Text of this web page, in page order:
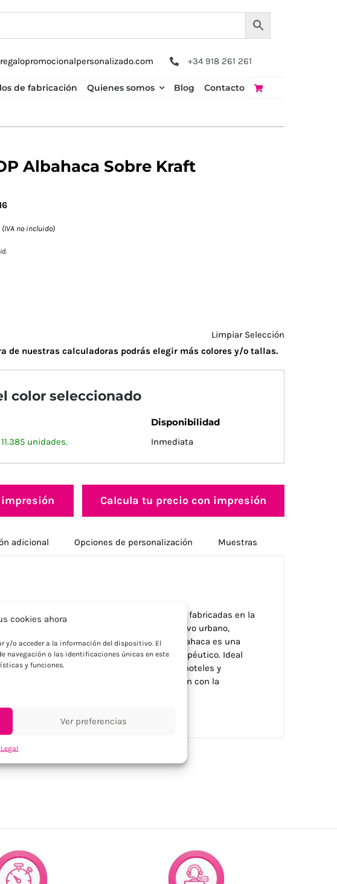
cookies ahora
y/o acceder a la información del dispositivo. El
navegación o las identificaciones únicas en este
y funciones.
Ver preferencias
+34 918 261 261
de fabricación Quienes somos Blog Contacto
Albahaca Sobre Kraft
(IVA no incluido)
Limpiar Selección
de nuestras calculadoras podrás elegir más colores y/o tallas.
color seleccionado
Disponibilidad
unidades. Inmediata
Calcula tu precio con impresión
adicional Opciones de personalización Muestras
presentadas en sobre kraft sostenible, fabricadas en la
controles de calidad. Perfectas para cultivo urbano,
de sostenibilidad empresarial. La albahaca es una
que aporta valor gastronómico y terapéutico. Ideal
con agricultura urbana, restaurantes, hoteles y
promueven cultivo responsable y conexión con la